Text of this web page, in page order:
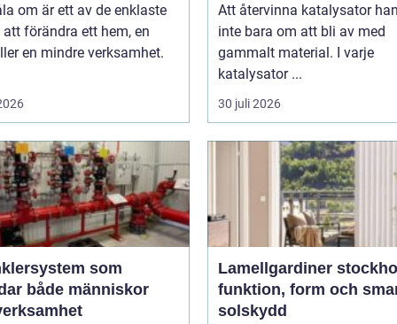
om är ett av de enklaste
förändra ett hem, en
en mindre verksamhet.
Att återvinna katalysator
inte bara om att bli av med
gammalt material. I varje
katalysator ...
30 juli 2026
som
både människor
Lamellgardiner
funktion, form och
solskydd